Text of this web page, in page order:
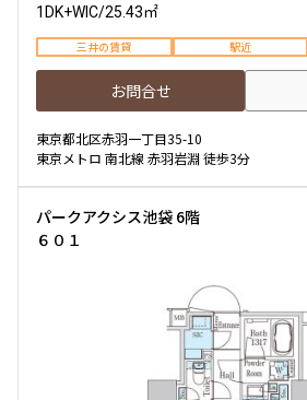
1R〜1K
2LDK
3LDK
4LDK〜
〜
新築
3年以内
10年以内
20年以内
30年以内
1DK+WIC/25.43㎡
三井の賃貸 駅近
お問合せ
東京都北区赤羽一丁目35-10
東京メトロ 南北線 赤羽岩淵 徒歩3分
パークアクシス池袋 6階
６０１